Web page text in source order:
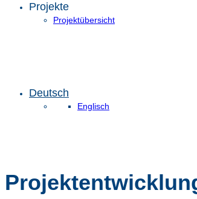
Projekte
Projektübersicht
Deutsch
Englisch